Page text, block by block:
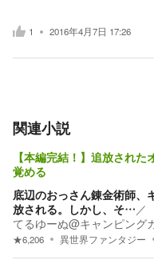
1 2016年4月7日 17:26
関連小説
【本編完結！】追放され
覚める
底辺のおっさん錬金術師、
放される。しかし、そ… ／
てるゆーぬ@キャンピング
★6,206 異世界ファンタジー